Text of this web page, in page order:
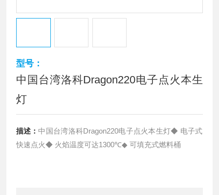
型号：
中国台湾洛科Dragon220电子点火本生
灯
描述： 中国台湾洛科Dragon220电子点火本生灯◆ 电子式
快速点火◆ 火焰温度可达1300℃◆ 可填充式燃料桶